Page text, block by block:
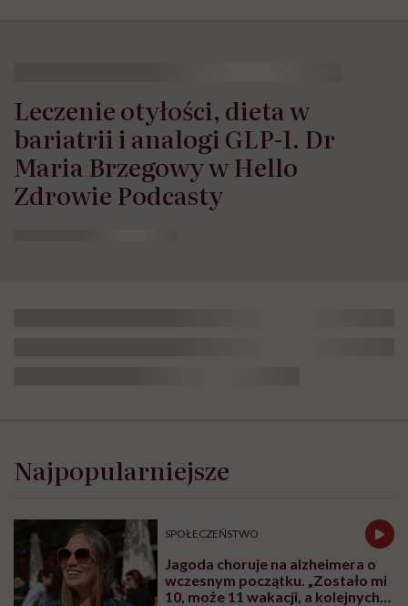
Leczenie otyłości, dieta w
bariatrii i analogi GLP-1. Dr
Maria Brzegowy w Hello
Zdrowie Podcasty
Najpopularniejsze
SPOŁECZEŃSTWO
Jagoda choruje na alzheimera o
wczesnym początku. „Zostało mi
10, może 11 wakacji, a kolejnych